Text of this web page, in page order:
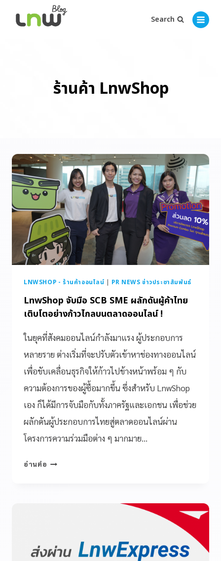
Search
ร้านค้า LnwShop
LNWSHOP - ร้านค้าออนไลน์ | PR NEWS ข่าวประชาสัมพันธ์
LnwShop จับมือ SCB SME ผลักดันผู้ค้าไทย
เติบโตอย่างก้าวไกลบนตลาดออนไลน์ !
ในยุคที่สังคมออนไลน์กำลังมาแรง ผู้ประกอบการ
หลายราย ต่างเริ่มที่จะปรับตัวเข้าหาช่องทางออนไลน์
เพื่อขับเคลื่อนธุรกิจให้ก้าวไปข้างหน้าพร้อม ๆ กับ
ความต้องการของผู้ซื้อมากขึ้น ซึ่งสำหรับ LnwShop
เอง ก็ได้มีการจับมือกับทั้งภาครัฐและเอกชน เพื่อช่วย
ผลักดันผู้ประกอบการไทยสู่ตลาดออนไลน์ผ่าน
โครงการความร่วมมือต่าง ๆ มากมาย…
อ่านต่อ